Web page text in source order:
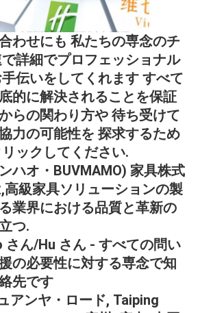
わせにも 私たちの専念のチ
詳細でプロフェッショナル
伝いをしてくれます すべて
的に解決されることを保証
らの関わり方や 待ち受けて
力の可能性を 探求するため
ックしてください.
ハオ・BUVMAMO) 家具株式
高級家具ソリューションの製
業界における品質と革新の
つ.
さん/Hu さん - すべての問い
の必要性に対する専念で知
先です
アンヤ・ロード, Taiping